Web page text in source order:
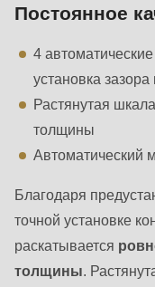
Постоянное
4
установка
Растянутая
толщины
Автоматический
Благодаря
точной установке
раскатывается
толщины.